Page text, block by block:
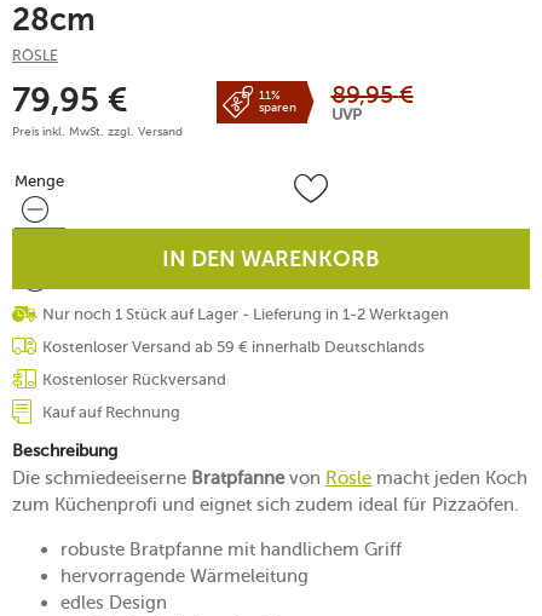
28cm
RÖSLE
79,95 €
Preis inkl. MwSt. zzgl. Versand
11%
sparen
89,95 €
UVP
Menge
Menge
IN DEN WARENKORB
Nur noch 1 Stück auf Lager - Lieferung in 1-2 Werktagen
Kostenloser Versand ab 59 € innerhalb Deutschlands
Kostenloser Rückversand
Kauf auf Rechnung
Beschreibung
Die schmiedeeiserne Bratpfannevon Rösle macht jeden Koch
zum Küchenprofi und eignet sich zudem ideal für Pizzaöfen.
robuste Bratpfanne mit handlichem Griff
hervorragende Wärmeleitung
edles Design